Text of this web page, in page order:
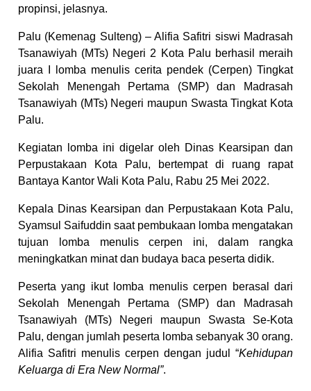
propinsi, jelasnya.
Palu (Kemenag Sulteng) – Alifia Safitri siswi Madrasah
Tsanawiyah (MTs) Negeri 2 Kota Palu berhasil meraih
juara I lomba menulis cerita pendek (Cerpen) Tingkat
Sekolah Menengah Pertama (SMP) dan Madrasah
Tsanawiyah (MTs) Negeri maupun Swasta Tingkat Kota
Palu.
Kegiatan lomba ini digelar oleh Dinas Kearsipan dan
Perpustakaan Kota Palu, bertempat di ruang rapat
Bantaya Kantor Wali Kota Palu, Rabu 25 Mei 2022.
Kepala Dinas Kearsipan dan Perpustakaan Kota Palu,
Syamsul Saifuddin saat pembukaan lomba mengatakan
tujuan lomba menulis cerpen ini, dalam rangka
meningkatkan minat dan budaya baca peserta didik.
Peserta yang ikut lomba menulis cerpen berasal dari
Sekolah Menengah Pertama (SMP) dan Madrasah
Tsanawiyah (MTs) Negeri maupun Swasta Se-Kota
Palu, dengan jumlah peserta lomba sebanyak 30 orang.
Alifia Safitri menulis cerpen dengan judul “Kehidupan
Keluarga di Era New Normal”.